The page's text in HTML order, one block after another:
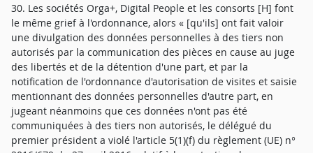
30. Les sociétés Orga+, Digital People et les consorts [H] font
le même grief à l'ordonnance, alors « [qu'ils] ont fait valoir
une divulgation des données personnelles à des tiers non
autorisés par la communication des pièces en cause au juge
des libertés et de la détention d'une part, et par la
notification de l'ordonnance d'autorisation de visites et saisie
mentionnant des données personnelles d'autre part, en
jugeant néanmoins que ces données n'ont pas été
communiquées à des tiers non autorisés, le délégué du
premier président a violé l'article 5(1)(f) du règlement (UE) n°